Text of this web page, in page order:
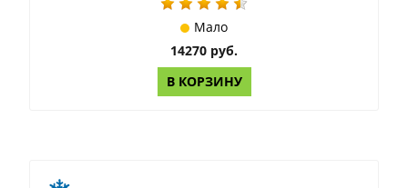
Мало
14270 руб.
В КОРЗИНУ